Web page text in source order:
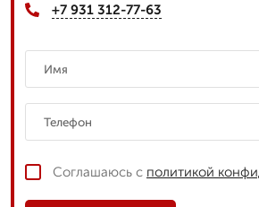
+7 931 312-77-63
Соглашаюсь с политикой